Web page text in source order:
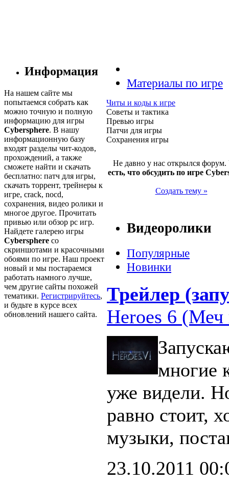
Информация
На нашем сайте мы
попытаемся собрать как
можно точную и полную
информацию для игры
Cybersphere. В нашу
информационную базу
входят разделы чит-кодов,
прохождений, а также
сможете найти и скачать
бесплатно: патч для игры,
скачать торрент, трейнеры к
игре, crack, nocd,
сохранения, видео ролики и
многое другое. Прочитать
привью или обзор pc игр.
Найдете галерею игры
Cybersphere со
скриншотами и красочными
обоями по игре. Наш проект
новый и мы постараемся
работать намного лучше,
чем другие сайты похожей
тематики. Регистрируйтесь,
и будьте в курсе всех
обновлений нашего сайта.
Материалы по игре
Читы и коды к игре
Советы и тактика
Превью игры
Патчи для игры
Сохранения игры
Не давно у нас открылся форум.
есть, что обсудить по игре
Создать тему »
Видеоролики
Популярные
Новинки
Трейлер
Heroes 6 (Меч
многие
уже видели.
равно стоит,
музыки,
23.10.2011